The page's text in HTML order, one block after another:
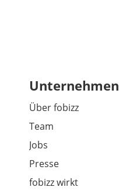
Unternehmen
Über fobizz
Team
Jobs
Presse
fobizz wirkt